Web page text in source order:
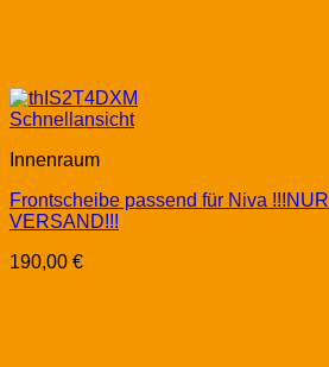
Schnellansicht
Innenraum
Frontscheibe passend für Niva
VERSAND!!!
190,00 €